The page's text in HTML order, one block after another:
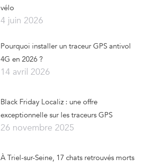
vélo
4 juin 2026
Pourquoi installer un traceur GPS antivol
4G en 2026 ?
14 avril 2026
Black Friday Localiz : une offre
exceptionnelle sur les traceurs GPS
26 novembre 2025
À Triel-sur-Seine, 17 chats retrouvés morts